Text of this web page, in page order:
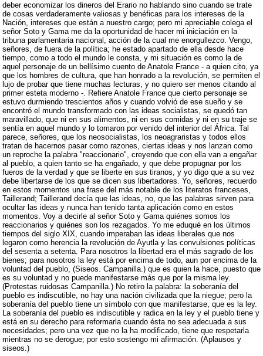
deber economizar los dineros del Erario no hablando sino cuando se trate
de cosas verdaderamente valiosas y benéficas para los intereses de la
Nación, intereses que están a nuestro cargo; pero mi apreciable colega el
señor Soto y Gama me da la oportunidad de hacer mi iniciación en la
tribuna parlamentaria nacional, acción de la cual me enorgullezco. Vengo,
señores, de fuera de la política; he estado apartado de ella desde hace
tiempo, como a todo el mundo le consta, y mi situación es como la de
aquel personaje de un bellísimo cuento de Anatole France - a quien cito, ya
que los hombres de cultura, que han honrado a la revolución, se permiten el
lujo de probar que tiene muchas lecturas, y no quiero ser menos citando al
primer esteta moderno -. Refiere Anatole France que cierto personaje se
estuvo durmiendo trescientos años y cuando volvió de ese sueño y se
encontró el mundo transformado con las ideas socialistas, se quedó tan
maravillado, que ni en sus alimentos, ni en sus comidas y ni en su traje se
sentía en aquel mundo y lo tomaron por venido del interior del África. Tal
parece, señores, que los neosocialistas, los neoagraristas y todos ellos
tratan de hacernos pasar como razones, ciertas ideas y nos lanzan como
un reproche la palabra "reaccionario", creyendo que con ella van a engañar
al pueblo, a quien tanto se ha engañado, y que debe propugnar por los
fueros de la verdad y que se liberte en sus tiranos, y yo digo que a su vez
debe libertarse de los que se dicen sus libertadores. Yo, señores, recuerdo
en estos momentos una frase del más notable de los literatos franceses,
Taillerand; Taillerand decía que las ideas, no, que las palabras sirven para
ocultar las ideas y nunca han tenido tanta aplicación como en estos
momentos. Voy a decirle al señor Soto y Gama quiénes somos los
reaccionarios y quiénes son los rezagados. Yo me eduqué en los últimos
tiempos del siglo XIX, cuando imperaban las ideas liberales que nos
legaron como herencia la revolución de Ayutla y las convulsiones políticas
del sesenta a setenta. Para nosotros la libertad era el más sagrado de los
bienes; para nosotros la ley está por encima de todo, aun por encima de la
voluntad del pueblo, (Siseos. Campanilla.) que es quien la hace, puesto que
es su voluntad y no puede manifestarse más que por la misma ley.
(Protestas ruidosas Campanilla.) No retiro la palabra: la soberanía del
pueblo es indiscutible, no hay una nación civilizada que la niegue; pero la
soberanía del pueblo tiene un símbolo con que manifestarse, que es la ley.
La soberanía del pueblo es indiscutible y radica en la ley y el pueblo tiene y
está en su derecho para reformarla cuando ésta no sea adecuada a sus
necesidades; pero una vez que no la ha modificado, tiene que respetarla
mientras no se derogue; por esto sostengo mi afirmación. (Aplausos y
siseos.)